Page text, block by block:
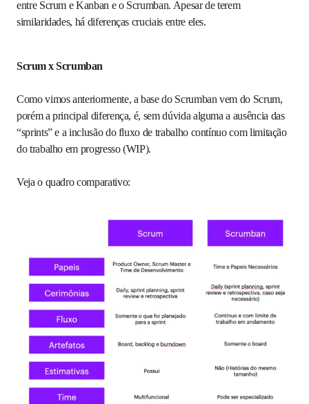
entre Scrum e Kanban e o Scrumban. Apesar de terem
similaridades, há diferenças cruciais entre eles.
Scrum x Scrumban
Como vimos anteriormente, a base do Scrumban vem do Scrum,
porém a principal diferença, é, sem dúvida alguma a ausência das
“sprints” e a inclusão do fluxo de trabalho contínuo com limitação
do trabalho em progresso (WIP).
Veja o quadro comparativo: